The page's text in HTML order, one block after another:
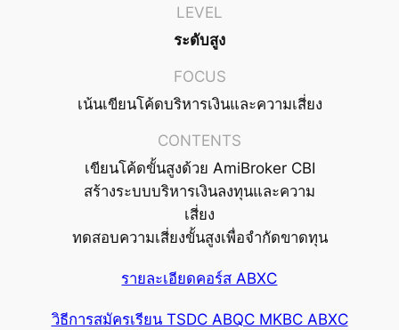
LEVEL
ระดับสูง
FOCUS
เน้นเขียนโค้ดบริหารเงินและความเสี่ยง
CONTENTS
เขียนโค้ดขั้นสูงด้วย AmiBroker CBI
สร้างระบบบริหารเงินลงทุนและความ
เสี่ยง
ทดสอบความเสี่ยงขั้นสูงเพื่อจำกัดขาดทุน
รายละเอียดคอร์ส ABXC
วิธีการสมัครเรียน TSDC ABQC MKBC ABXC